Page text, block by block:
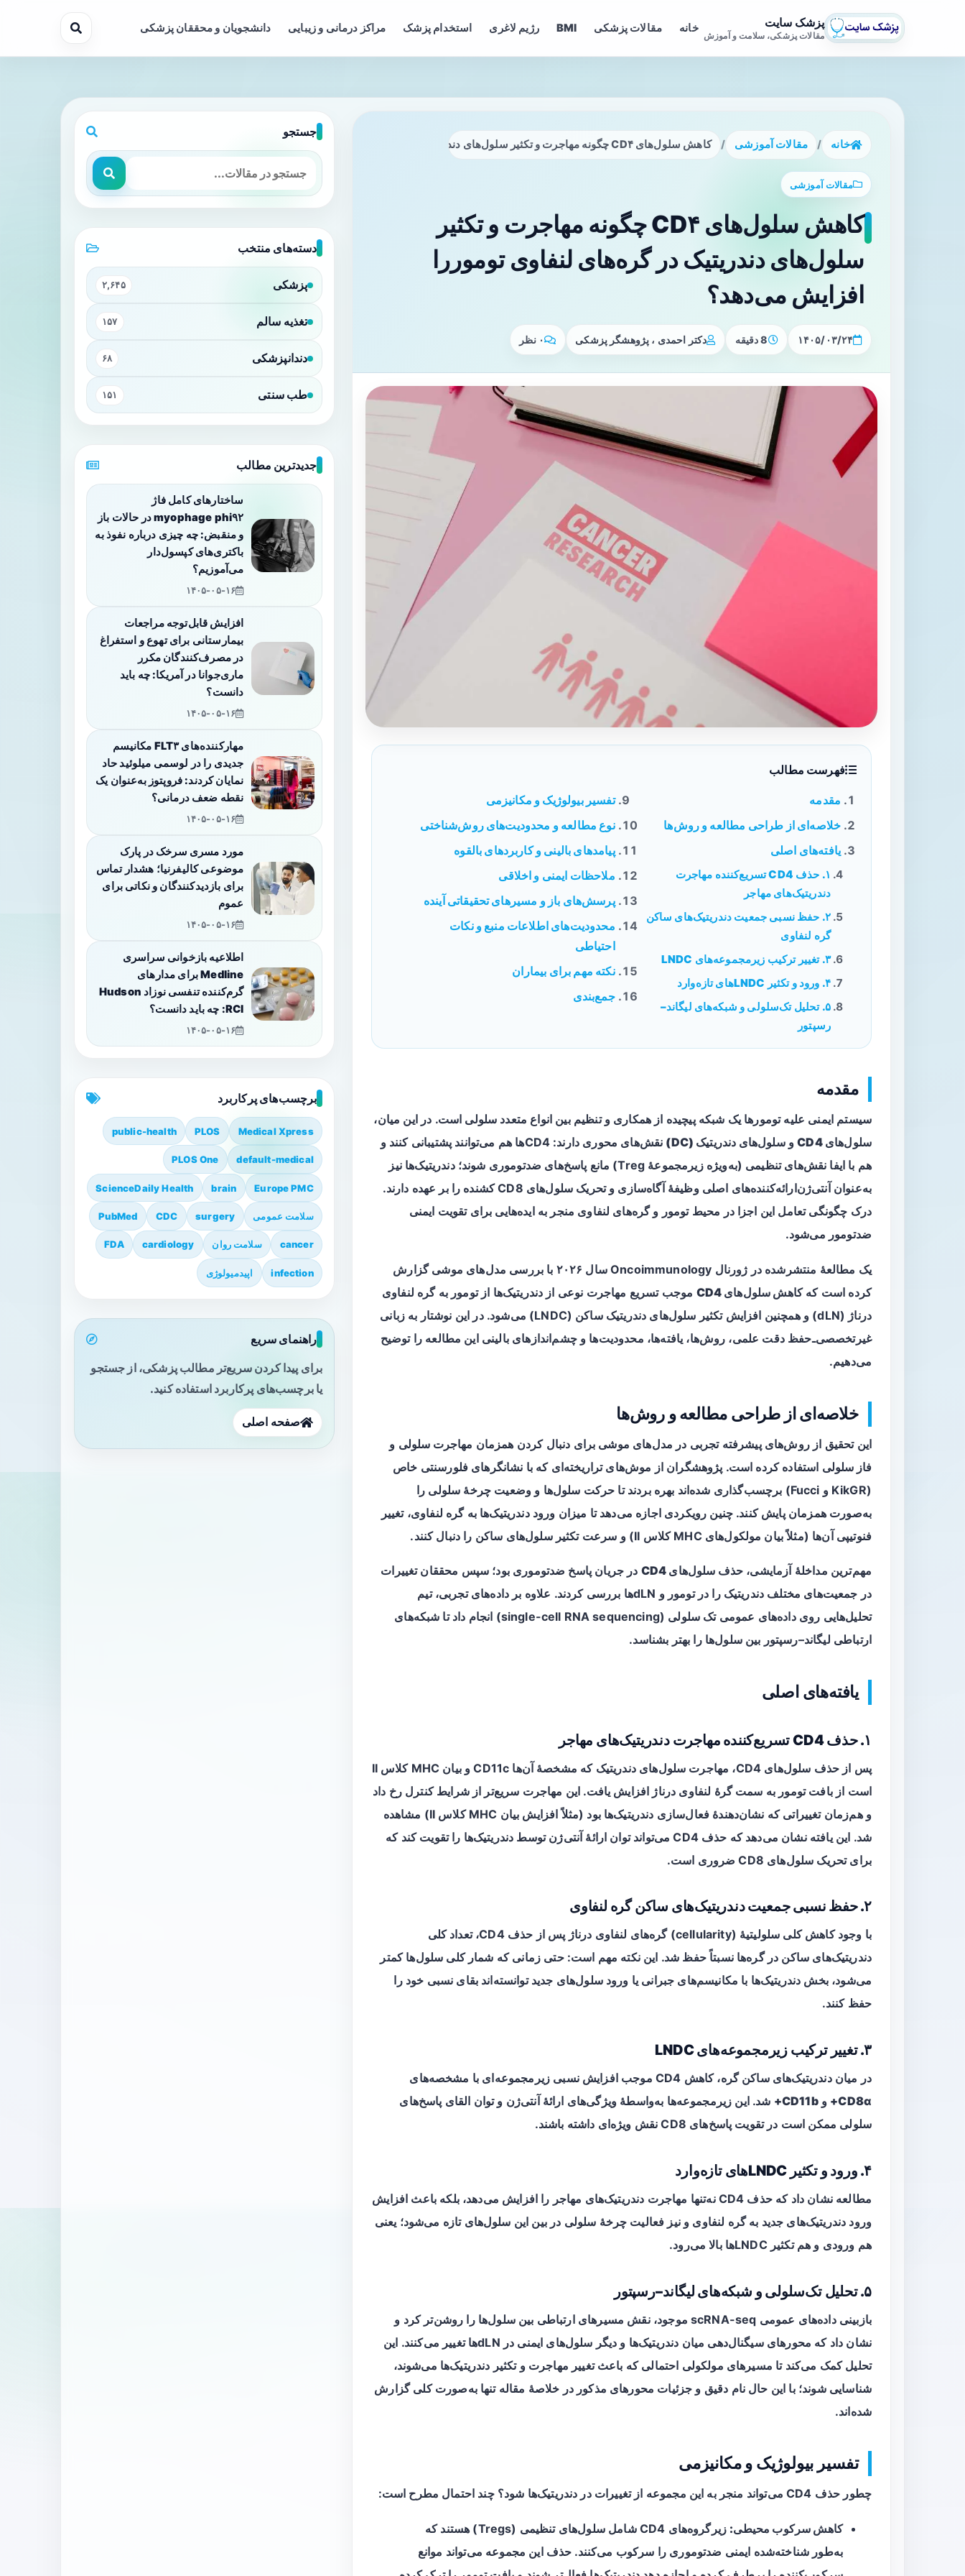
پزشک سایت
مقالات پزشکی، سلامت و آموزش
خانه مقالات پزشکی BMI رژیم لاغری استخدام پزشک مراکز درمانی و زیبایی دانشجویان و محققان پزشکی
خانه / مقالات آموزشی / کاهش سلول‌های CD۴ چگونه مهاجرت و تکثیر سلول‌های دندریتیک در گره‌های لنفاوی توموررا افزایش می‌دهد؟
مقالات آموزشی
کاهش سلول‌های CD۴ چگونه مهاجرت و تکثیر
سلول‌های دندریتیک در گره‌های لنفاوی توموررا
افزایش می‌دهد؟
۱۴۰۵/۰۳/۲۴ 8 دقیقه دکتر احمدی ، پژوهشگر پزشکی ۰ نظر
فهرست مطالب
مقدمه
خلاصه‌ای از طراحی مطالعه و روش‌ها
یافته‌های اصلی
۱. حذف CD4 تسریع‌کننده مهاجرت
دندریتیک‌های مهاجر
۲. حفظ نسبی جمعیت دندریتیک‌های ساکن
گره لنفاوی
۳. تغییر ترکیب زیرمجموعه‌های LNDC
۴. ورود و تکثیر LNDCهای تازه‌وارد
۵. تحلیل تک‌سلولی و شبکه‌های لیگاند–
رسپتور
تفسیر بیولوژیک و مکانیزمی
نوع مطالعه و محدودیت‌های روش‌شناختی
پیامدهای بالینی و کاربردهای بالقوه
ملاحظات ایمنی و اخلاقی
پرسش‌های باز و مسیرهای تحقیقاتی آینده
محدودیت‌های اطلاعات منبع و نکات
احتیاطی
نکته مهم برای بیماران
جمع‌بندی
مقدمه
سیستم ایمنی علیه تومورها یک شبکه پیچیده از همکاری و تنظیم بین انواع متعدد سلولی است. در این میان،
سلول‌های CD4
وسلول‌های دندریتیک (DC)
نقش‌های محوری دارند: CD4ها هم می‌توانند پشتیبانی کنند و
هم با ایفا نقش‌های تنظیمی (به‌ویژه زیرمجموعهٔ Treg) مانع پاسخ‌های ضدتوموری شوند؛ دندریتیک‌ها نیز
به‌عنوان آنتی‌ژن‌ارائه‌کننده‌های اصلی وظیفهٔ آگاه‌سازی و تحریک سلول‌های CD8 کشنده را بر عهده دارند.
درک چگونگی تعامل این اجزا در محیط تومور و گره‌های لنفاوی منجر به ایده‌هایی برای تقویت ایمنی
ضدتومور می‌شود.
یک مطالعهٔ منتشرشده در ژورنال Oncoimmunology سال ۲۰۲۶ با بررسی مدل‌های موشی گزارش
کرده است کهکاهش سلول‌های CD4
موجب تسریع مهاجرت نوعی از دندریتیک‌ها از تومور به گره لنفاوی
درناژ (dLN) و همچنین افزایش تکثیر سلول‌های دندریتیک ساکن (LNDC) می‌شود. در این نوشتار به زبانی
غیرتخصصی‌ـ‌حفظ دقت علمی، روش‌ها، یافته‌ها، محدودیت‌ها و چشم‌اندازهای بالینی این مطالعه را توضیح
می‌دهیم.
خلاصه‌ای از طراحی مطالعه و روش‌ها
این تحقیق از روش‌های پیشرفته تجربی در مدل‌های موشی برای دنبال کردن همزمان مهاجرت سلولی و
فاز سلولی استفاده کرده است. پژوهشگران از موش‌های تراریخته‌ای که با نشانگرهای فلورسنتی خاص
(KikGR و Fucci) برچسب‌گذاری شده‌اند بهره بردند تا حرکت سلول‌ها و وضعیت چرخهٔ سلولی را
به‌صورت همزمان پایش کنند. چنین رویکردی اجازه می‌دهد تا میزان ورود دندریتیک‌ها به گره لنفاوی، تغییر
فنوتیپی آن‌ها (مثلاً بیان مولکول‌های MHC کلاس II) و سرعت تکثیر سلول‌های ساکن را دنبال کنند.
مهم‌ترین مداخلهٔ آزمایشی، حذف سلول‌های CD4
در جریان پاسخ ضدتوموری بود؛ سپس محققان تغییرات
در جمعیت‌های مختلف دندریتیک را در تومور و dLNها بررسی کردند. علاوه بر داده‌های تجربی، تیم
تحلیل‌هایی روی داده‌های عمومی تک سلولی (single-cell RNA sequencing) انجام داد تا شبکه‌های
ارتباطی لیگاند–رسپتور بین سلول‌ها را بهتر بشناسد.
یافته‌های اصلی
۱. حذف CD4 تسریع‌کننده مهاجرت دندریتیک‌های مهاجر
پس از حذف سلول‌های CD4، مهاجرت سلول‌های دندریتیک که مشخصهٔ آن‌ها CD11c و بیان MHC کلاس II
است از بافت تومور به سمت گرهٔ لنفاوی درناژ افزایش یافت. این مهاجرت سریع‌تر از شرایط کنترل رخ داد
و هم‌زمان تغییراتی که نشان‌دهندهٔ فعال‌سازی دندریتیک‌ها بود (مثلاً افزایش بیان MHC کلاس II) مشاهده
شد. این یافته نشان می‌دهد که حذف CD4 می‌تواند توان ارائهٔ آنتی‌ژن توسط دندریتیک‌ها را تقویت کند که
برای تحریک سلول‌های CD8 ضروری است.
۲. حفظ نسبی جمعیت دندریتیک‌های ساکن گره لنفاوی
با وجود کاهش کلی سلولیتیهٔ (cellularity) گره‌های لنفاوی درناژ پس از حذف CD4، تعداد کلی
دندریتیک‌های ساکن در گره‌ها نسبتاً حفظ شد. این نکته مهم است: حتی زمانی که شمار کلی سلول‌ها کمتر
می‌شود، بخش دندریتیک‌ها با مکانیسم‌های جبرانی یا ورود سلول‌های جدید توانسته‌اند بقای نسبی خود را
حفظ کنند.
۳. تغییر ترکیب زیرمجموعه‌های LNDC
در میان دندریتیک‌های ساکن گره، کاهش CD4 موجب افزایش نسبی زیرمجموعه‌ای با مشخصه‌های
CD8α+
وCD11b+
شد. این زیرمجموعه‌ها به‌واسطهٔ ویژگی‌های ارائهٔ آنتی‌ژن و توان القای پاسخ‌های
سلولی ممکن است در تقویت پاسخ‌های CD8 نقش ویژه‌ای داشته باشند.
۴. ورود و تکثیر LNDCهای تازه‌وارد
مطالعه نشان داد که حذف CD4 نه‌تنها مهاجرت دندریتیک‌های مهاجر را افزایش می‌دهد، بلکه باعث افزایش
ورود دندریتیک‌های جدید به گره لنفاوی و نیز فعالیت چرخهٔ سلولی در بین این سلول‌های تازه می‌شود؛ یعنی
هم ورودی و هم تکثیر LNDCها بالا می‌رود.
۵. تحلیل تک‌سلولی و شبکه‌های لیگاند–رسپتور
بازبینی داده‌های عمومی scRNA-seq موجود، نقش مسیرهای ارتباطی بین سلول‌ها را روشن‌تر کرد و
نشان داد که محورهای سیگنال‌دهی میان دندریتیک‌ها و دیگر سلول‌های ایمنی در dLNها تغییر می‌کنند. این
تحلیل کمک می‌کند تا مسیرهای مولکولی احتمالی که باعث تغییر مهاجرت و تکثیر دندریتیک‌ها می‌شوند،
شناسایی شوند؛ با این حال نام دقیق و جزئیات محورهای مذکور در خلاصهٔ مقاله تنها به‌صورت کلی گزارش
شده‌اند.
تفسیر بیولوژیک و مکانیزمی
چطور حذف CD4 می‌تواند منجر به این مجموعه از تغییرات در دندریتیک‌ها شود؟ چند احتمال مطرح است:
کاهش سرکوب محیطی:
زیرگروه‌های CD4 شامل سلول‌های تنظیمی (Tregs) هستند که
به‌طور شناخته‌شده ایمنی ضدتوموری را سرکوب می‌کنند. حذف این مجموعه می‌تواند موانع
جستجو
دسته‌های منتخب
پزشکی ۲,۶۴۵
تغذیه سالم ۱۵۷
دندانپزشکی ۶۸
طب سنتی ۱۵۱
جدیدترین مطالب
ساختارهای کامل فاژ
myophage phi۹۲ در حالات باز
و منقبض: چه چیزی درباره نفوذ به
باکتری‌های کپسول‌دار
می‌آموزیم؟
۱۴۰۵-۰۵-۱۶
افزایش قابل‌توجه مراجعات
بیمارستانی برای تهوع و استفراغ
در مصرف‌کنندگان مکرر
ماری‌جوانا در آمریکا: چه باید
دانست؟
۱۴۰۵-۰۵-۱۶
مهارکننده‌های FLT۳ مکانیسم
جدیدی را در لوسمی میلوئید حاد
نمایان کردند: فروپتوز به‌عنوان یک
نقطه ضعف درمانی؟
۱۴۰۵-۰۵-۱۶
مورد مسری سرخک در پارک
موضوعی کالیفرنیا؛ هشدار تماس
برای بازدیدکنندگان و نکاتی برای
عموم
۱۴۰۵-۰۵-۱۶
اطلاعیه بازخوانی سراسری
Medline برای مدارهای
گرم‌کننده تنفسی نوزاد Hudson
RCI: چه باید دانست؟
۱۴۰۵-۰۵-۱۶
برچسب‌های پرکاربرد
Medical Xpress
PLOS
public-health
default-medical
PLOS One
Europe PMC
brain
ScienceDaily Health
سلامت عمومی surgery
CDC
PubMed
cancer سلامت روان cardiology
FDA
infection اپیدمیولوژی
راهنمای سریع
برای پیدا کردن سریع‌تر مطالب پزشکی، از جستجو
یا برچسب‌های پرکاربرد استفاده کنید.
صفحه اصلی